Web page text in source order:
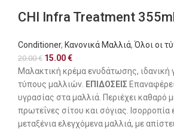
CHI Infra Treatment
Conditioner, Κανονικά Μαλλιά, Όλοι οι
20.00€ 15.00€
Μαλακτική κρέμα ενυδάτωσης, ιδανική
τύπους μαλλιών. ΕΠΙΔΟΣΕΙΣ
υγρασίας στα μαλλιά. Περιέχει καθαρό
πρωτεΐνες σίτου και σόγιας.
μεταξένια ελεγχόμενα μαλλιά, με